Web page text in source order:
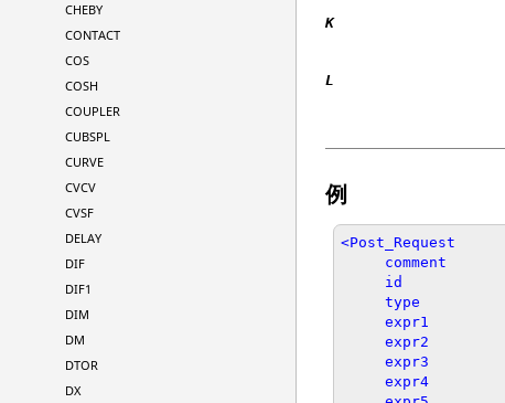
CHEBY
CONTACT
COS
COSH
COUPLER
CUBSPL
CURVE
CVCV
CVSF
DELAY
DIF
DIF1
DIM
DM
DTOR
DX
K
L
例
<Post_Request
     type                = "EXPRESSION"
     expr1               = "NULL"
     expr2               = "ACCX(30301010,30301011,30301011)"
     expr3               = "ACCY(30301010,30301011,30301011)"
     expr4               = "ACCZ(30301010,30301011,30301011)"